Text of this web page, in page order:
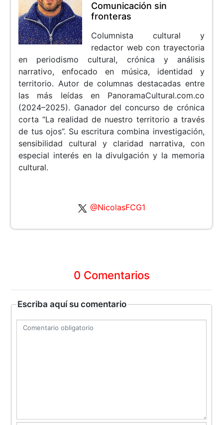
Comunicación sin
fronteras
Columnista cultural y
redactor web con trayectoria
en periodismo cultural, crónica y análisis
narrativo, enfocado en música, identidad y
territorio. Autor de columnas destacadas entre
las más leídas en PanoramaCultural.com.co
(2024–2025). Ganador del concurso de crónica
corta “La realidad de nuestro territorio a través
de tus ojos”. Su escritura combina investigación,
sensibilidad cultural y claridad narrativa, con
especial interés en la divulgación y la memoria
cultural.
@NicolasFCG1
0 Comentarios
Escriba aquí su comentario